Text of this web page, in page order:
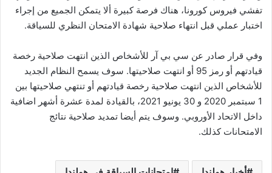
تفشي فيروس كورونا، هناك فرصة كبيرة ألا يتمكن الجميع من إجراء
اختبار عملي قبل انتهاء صلاحية شهادة الامتحان النظري للسياقة.
وفي قرار صادر عن سي بي آر للأشخاص الذين انتهت صلاحية رخصة
قيادتهم أو رمز 95 أو انتهت صلاحيتها. سوف يسمح النظام الجديد
للأشخاص الذين انتهت صلاحية رخصة قيادتهم أو تنتهي صلاحيتها بين
1 سبتمبر 2020 و 30 يونيو 2021، بالقيادة لمدة عشرة أشهر اضافية
داخل الاتحاد الأوروبي. وسوف يتم أيضا تمديد صلاحية نتائج
الامتحانات كذلك.